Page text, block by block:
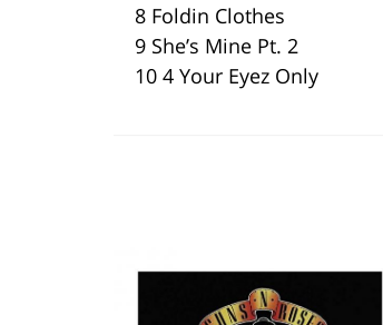
8 Foldin Clothes
9 She’s Mine Pt. 2
10 4 Your Eyez Only